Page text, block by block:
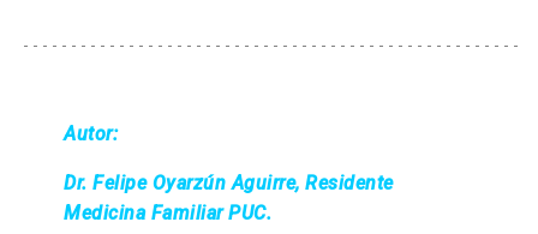
Autor:
Dr. Felipe Oyarzún Aguirre, Residente
Medicina Familiar PUC.